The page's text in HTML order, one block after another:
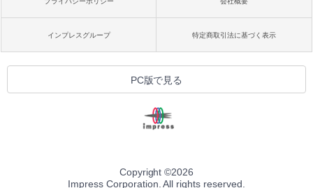
インプレスグループ 特定商取引法に基づく表示
PC版で見る
Copyright ©2026
Impress Corporation. All rights reserved.